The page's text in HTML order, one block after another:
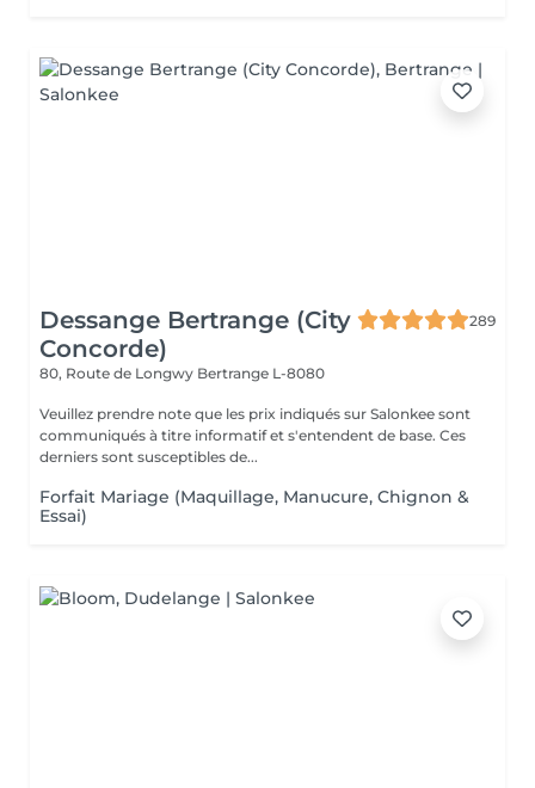
Dessange Bertrange (City
Concorde)
289
80, Route de Longwy Bertrange L-8080
Veuillez prendre note que les prix indiqués sur Salonkee sont
communiqués à titre informatif et s'entendent de base. Ces
derniers sont susceptibles de...
Forfait Mariage (Maquillage, Manucure, Chignon &
Essai)